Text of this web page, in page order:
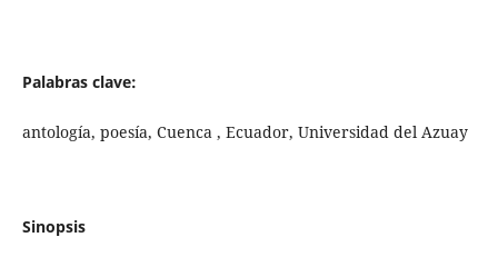
Palabras clave:
antología, poesía, Cuenca , Ecuador, Universidad del Azuay
Sinopsis